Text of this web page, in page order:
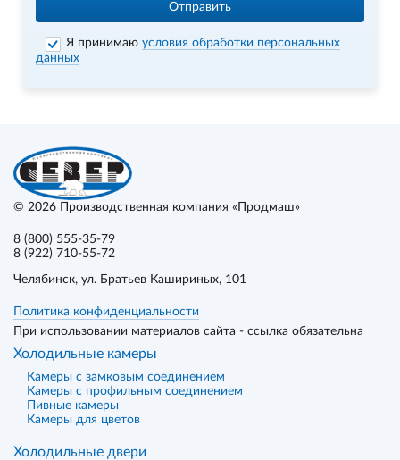
Отправить
Я принимаюусловия обработки персональных
данных
© 2026 Производственная компания «Продмаш»
8 (800) 555-35-79
8 (922) 710-55-72
Челябинск, ул. Братьев Кашириных, 101
Политика конфиденциальности
При использовании материалов сайта - ссылка обязательна
Холодильные камеры
Камеры с замковым соединением
Камеры с профильным соединением
Пивные камеры
Камеры для цветов
Холодильные двери